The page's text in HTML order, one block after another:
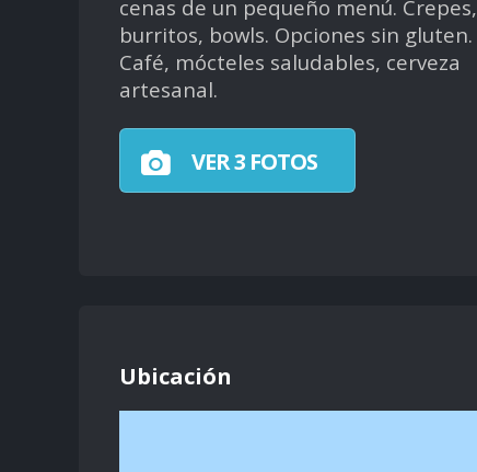
cenas de un pequeño menú. Crepes,
burritos, bowls. Opciones sin gluten.
Café, mócteles saludables, cerveza
artesanal.
VER 3 FOTOS
Ubicación